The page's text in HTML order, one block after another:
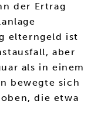
der Ertrag
elterngeld ist
aber
als in einem
bewegte sich
die etwa